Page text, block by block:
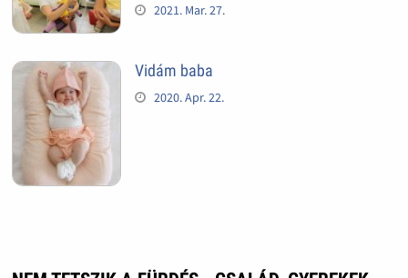
2021. Mar. 27.
Vidám baba
2020. Apr. 22.